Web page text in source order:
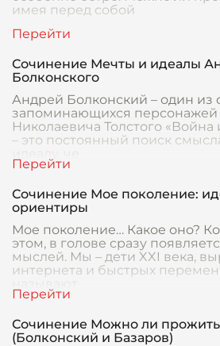
имея перед собой
Сочинение Мечты и идеалы
Болконского
Андрей Болконский – один из
запоминающихся персонажей
Николаевича Толстого
– это постоянный поиск
Сочинение Мое поколение:
ориентиры
Мое поколение… Какое оно?
этом, в голове сразу
мыслей. Мы – дети XXI века,
интернета и быстрых
Сочинение Можно ли прожить
(Болконский и Базаров)